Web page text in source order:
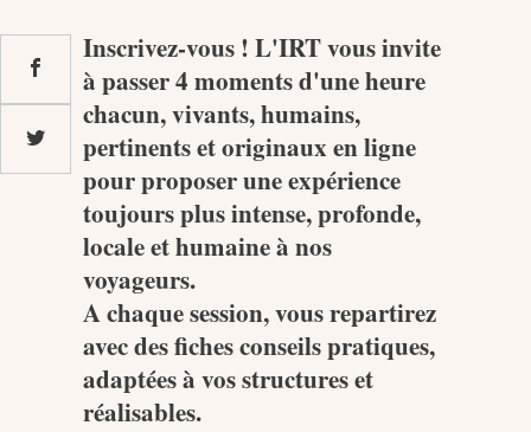
Photothèque
Documents
CONTACT
Inscrivez-vous ! L'IRT vous invite
à passer 4 moments d'une heure
chacun, vivants, humains,
pertinents et originaux en ligne
pour proposer une expérience
toujours plus intense, profonde,
locale et humaine à nos
voyageurs.
A chaque session, vous repartirez
avec des fiches conseils pratiques,
adaptées à vos structures et
réalisables.